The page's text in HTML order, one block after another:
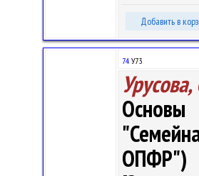
Добавить в
74 У73
Основы
ОПФР")